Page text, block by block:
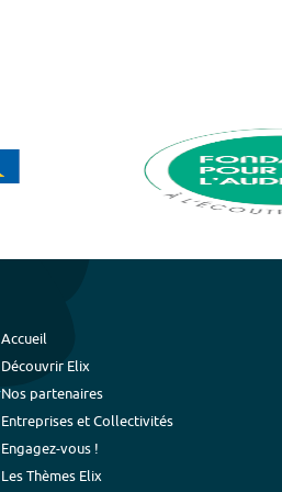
Accueil
Découvrir Elix
Nos partenaires
Entreprises et Collectivités
Engagez-vous !
Les Thèmes Elix